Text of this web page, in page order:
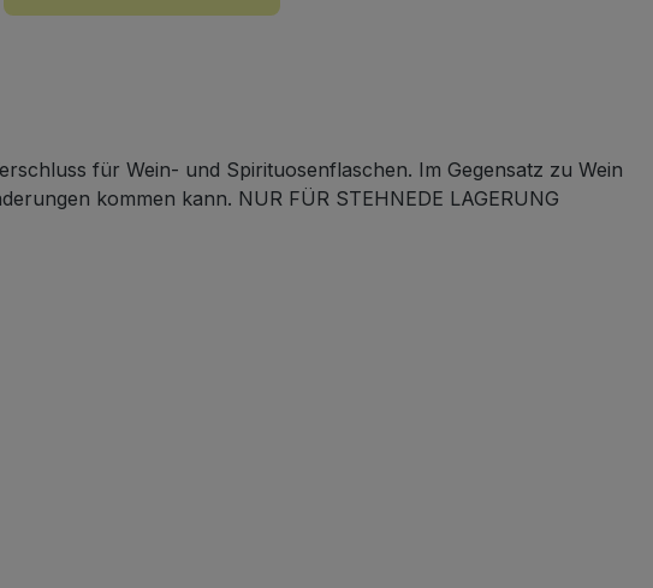
für Wein- und Spirituosenflaschen. Im Gegensatz zu Wein
kommen kann. NUR FÜR STEHNEDE LAGERUNG